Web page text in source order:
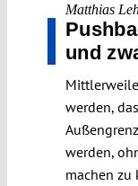
Matthias
und
werden,
werden,
machen